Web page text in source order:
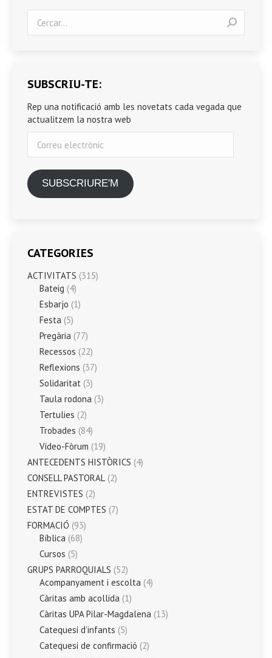
SUBSCRIU-TE:
Rep una notificació amb les novetats cada vegada que
actualitzem la nostra web
electrònic
SUBSCRIURE'M
CATEGORIES
ACTIVITATS (315)
Bateig (4)
Esbarjo (1)
Festa (5)
Pregària (77)
Recessos (22)
Reflexions (37)
Solidaritat (3)
Taula rodona (3)
Tertulies (2)
Trobades (84)
Vídeo-Fòrum (19)
ANTECEDENTS HISTÒRICS (4)
CONSELL PASTORAL (2)
ENTREVISTES (2)
ESTAT DE COMPTES (7)
FORMACIÓ (93)
Bíblica (68)
Cursos (5)
GRUPS PARROQUIALS (52)
Acompanyament i escolta (4)
Càritas amb acollida (1)
Càritas UPA Pilar-Magdalena (13)
Catequesi d’infants (5)
Catequesi de confirmació (2)